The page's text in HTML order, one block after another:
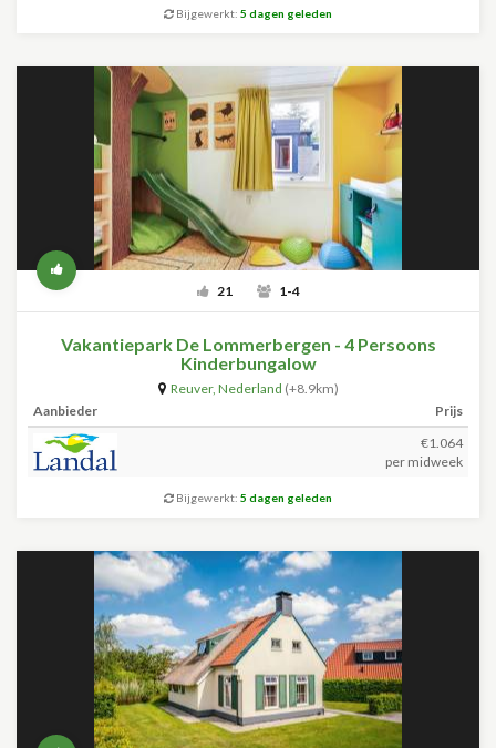
Bijgewerkt: 5 dagen geleden
21 1-4
Vakantiepark De Lommerbergen - 4 Persoons
Kinderbungalow
Reuver, Nederland (+8.9km)
Aanbieder
Prijs
€1.064
per midweek
Bijgewerkt: 5 dagen geleden